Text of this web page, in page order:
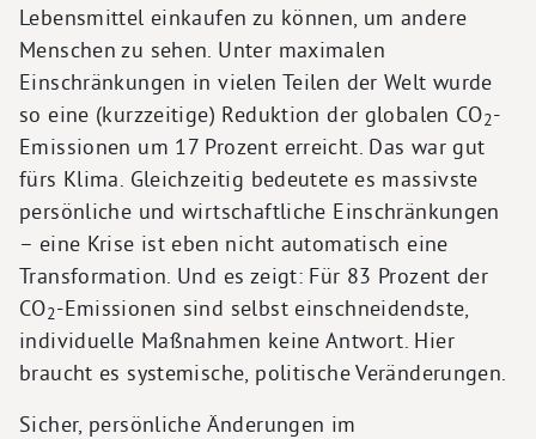
Lebensmittel einkaufen zu können, um andere
Menschen zu sehen. Unter maximalen
Einschränkungen in vielen Teilen der Welt wurde
so eine (kurzzeitige) Reduktion der globalen CO2-
Emissionen um 17 Prozent erreicht. Das war gut
fürs Klima. Gleichzeitig bedeutete es massivste
persönliche und wirtschaftliche Einschränkungen
– eine Krise ist eben nicht automatisch eine
Transformation. Und es zeigt: Für 83 Prozent der
CO2-Emissionen sind selbst einschneidendste,
individuelle Maßnahmen keine Antwort. Hier
braucht es systemische, politische Veränderungen.
Sicher, persönliche Änderungen im